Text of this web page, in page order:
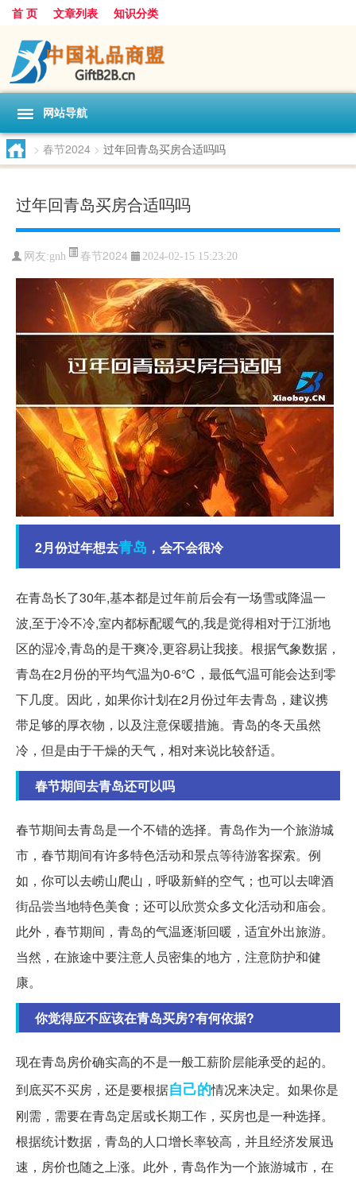
首 页 文章列表 知识分类
网站导航
> 春节2024 > 过年回青岛买房合适吗吗
过年回青岛买房合适吗吗
网友:gnh 春节2024 2024-02-15 15:23:20
2月份过年想去青岛 ，会不会很冷
在青岛长了30年,基本都是过年前后会有一场雪或降温一
波,至于冷不冷,室内都标配暖气的,我是觉得相对于江浙地
区的湿冷,青岛的是干爽冷,更容易让我接。根据气象数据，
青岛在2月份的平均气温为0-6℃，最低气温可能会达到零
下几度。因此，如果你计划在2月份过年去青岛，建议携
带足够的厚衣物，以及注意保暖措施。青岛的冬天虽然
冷，但是由于干燥的天气，相对来说比较舒适。
春节期间去青岛还可以吗
春节期间去青岛是一个不错的选择。青岛作为一个旅游城
市，春节期间有许多特色活动和景点等待游客探索。例
如，你可以去崂山爬山，呼吸新鲜的空气；也可以去啤酒
街品尝当地特色美食；还可以欣赏众多文化活动和庙会。
此外，春节期间，青岛的气温逐渐回暖，适宜外出旅游。
当然，在旅途中要注意人员密集的地方，注意防护和健
康。
你觉得应不应该在青岛买房?有何依据?
现在青岛房价确实高的不是一般工薪阶层能承受的起的。
到底买不买房，还是要根据自己的情况来决定。如果你是
刚需，需要在青岛定居或长期工作，买房也是一种选择。
根据统计数据，青岛的人口增长率较高，并且经济发展迅
速，房价也随之上涨。此外，青岛作为一个旅游城市，在